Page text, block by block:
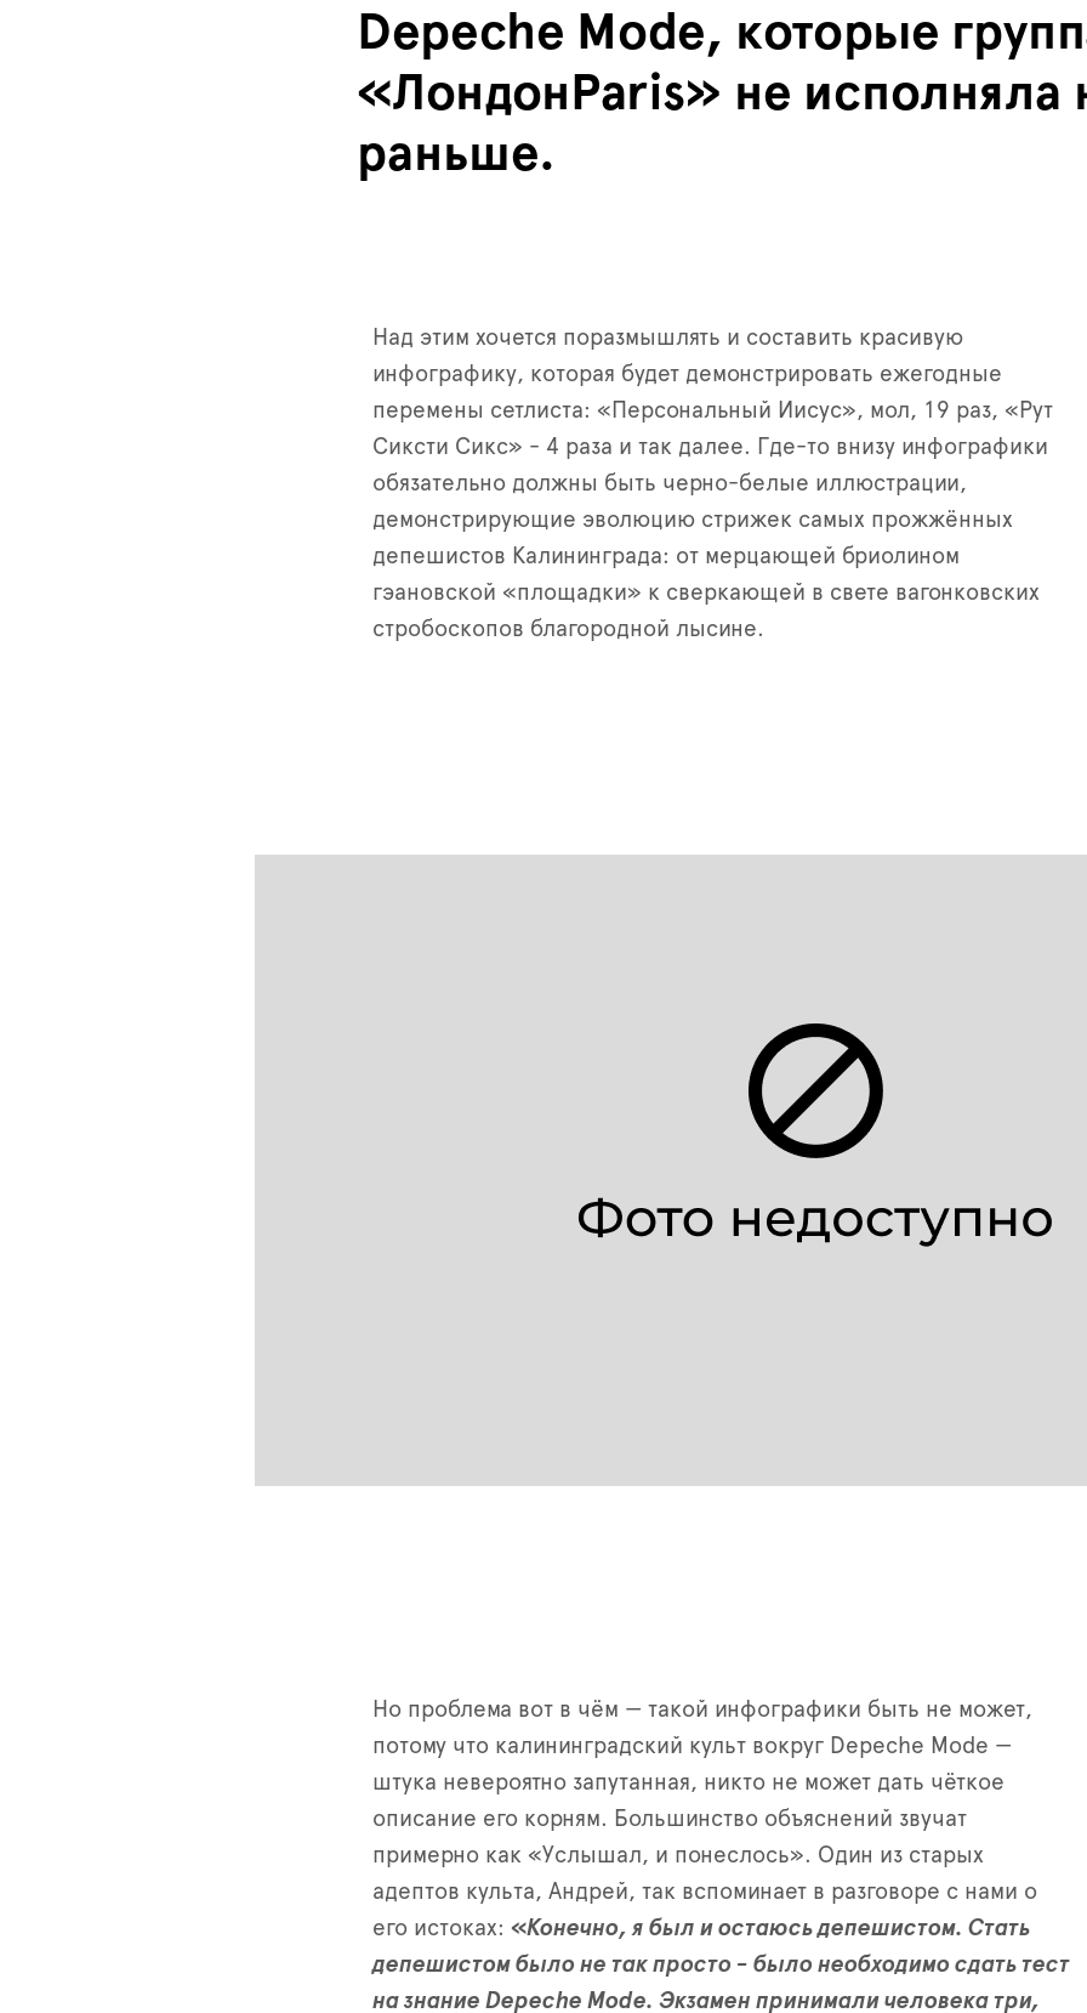
Depeche Mode, которые
«Лондон Paris» не исполняла
раньше.
Над этим хочется поразмышлять и составить красивую
инфографику, которая будет демонстрировать ежегодные
перемены сетлиста: «Персональный Иисус», мол, 19 раз, «Рут
Сиксти Сикс» - 4 раза и так далее. Где-то внизу инфографики
обязательно должны быть черно-белые иллюстрации,
демонстрирующие эволюцию стрижек самых прожжённых
депешистов Калининграда: от мерцающей бриолином
гэановской «площадки» к сверкающей в свете вагонковских
стробоскопов благородной лысине.
Но проблема вот в чём — такой инфографики быть не может,
потому что калининградский культ вокруг Depeche Mode —
штука невероятно запутанная, никто не может дать чёткое
описание его корням. Большинство объяснений звучат
примерно как «Услышал, и понеслось». Один из старых
адептов культа, Андрей, так вспоминает в разговоре с нами о
его истоках: «Конечно, я был и остаюсь депешистом. Стать
депешистом было не так просто - было необходимо сдать тест
на знание Depeche Mode. Экзамен принимали человека три,